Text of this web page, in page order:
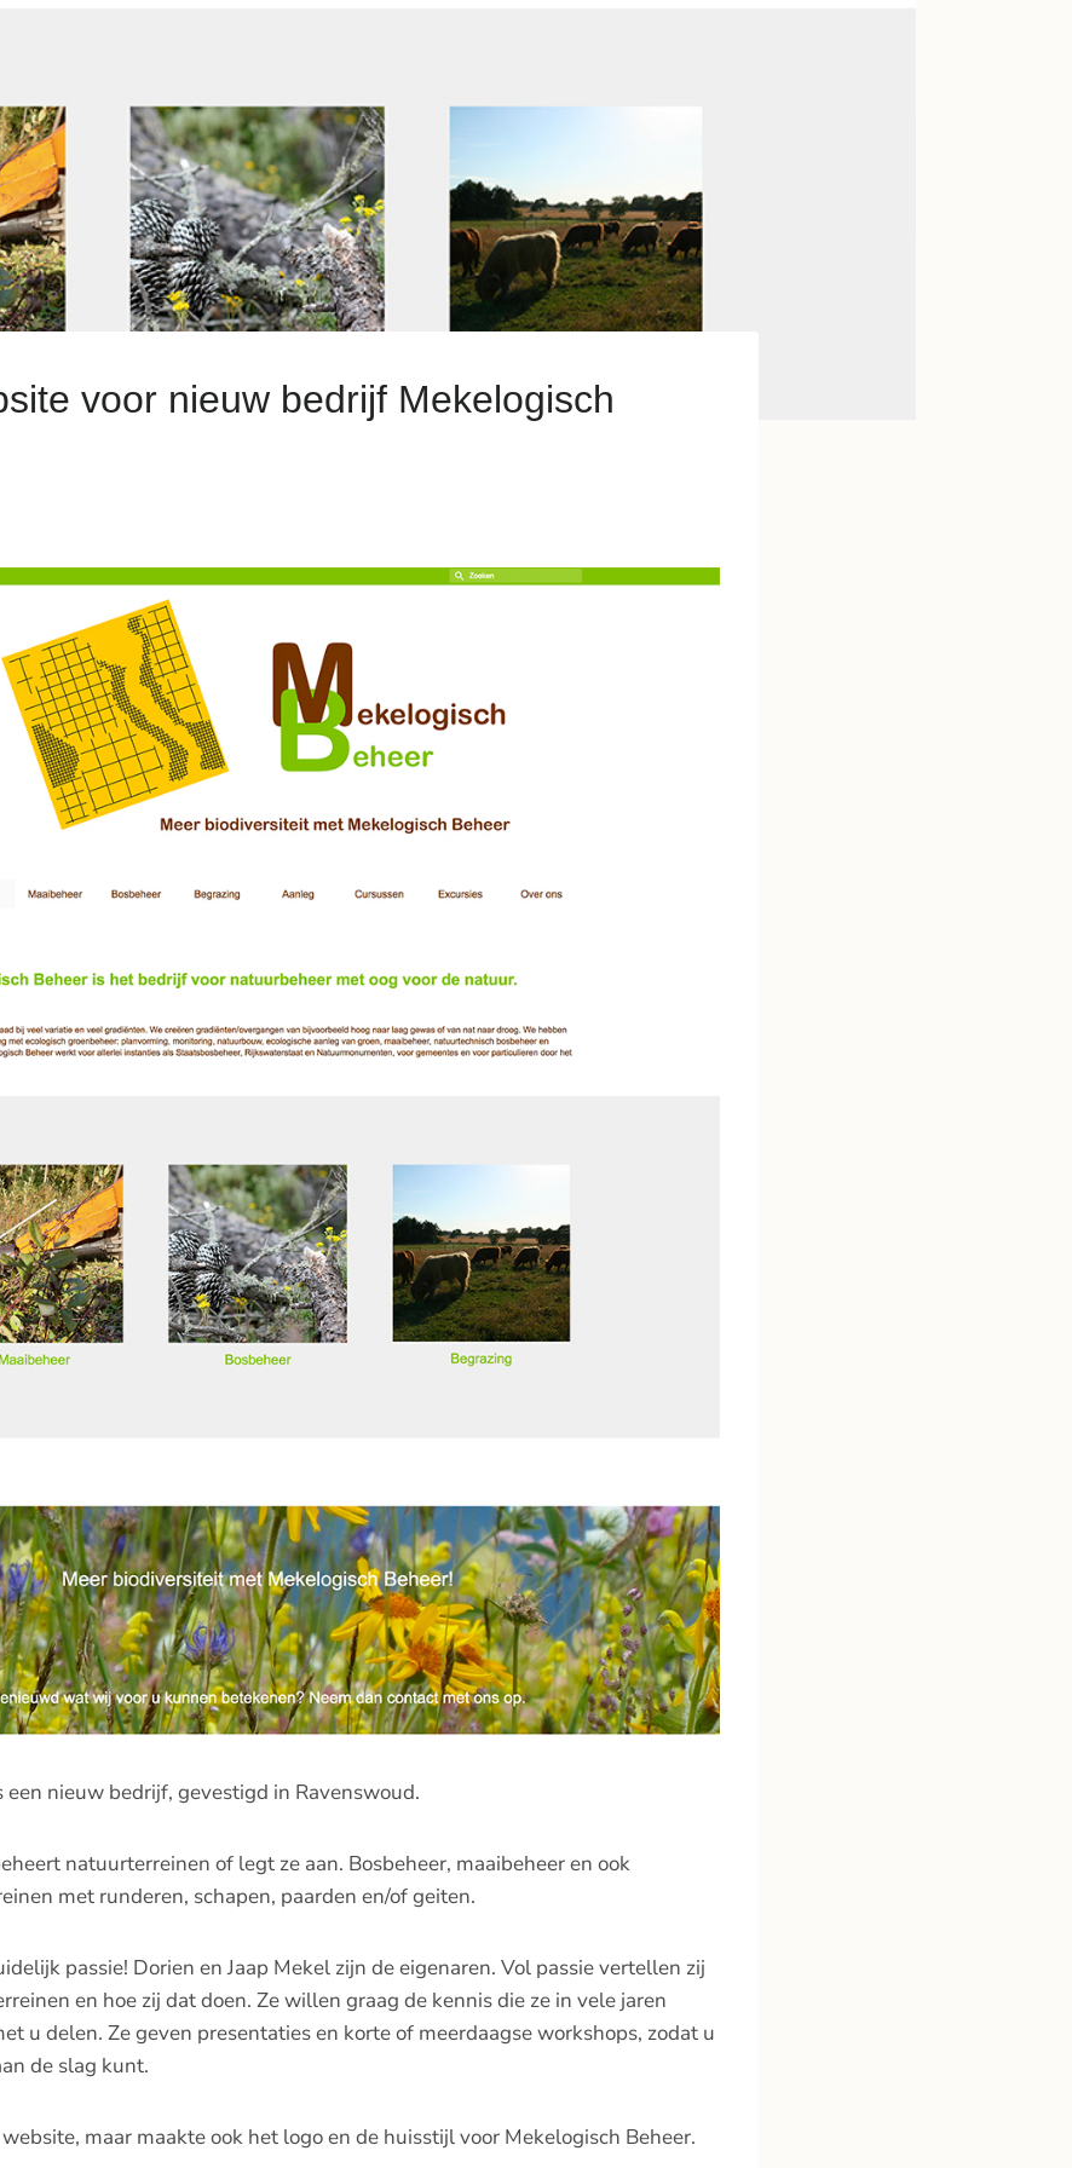
voor nieuw bedrijf Mekelogisch
een nieuw bedrijf, gevestigd in Ravenswoud.
natuurterreinen of legt ze aan. Bosbeheer, maaibeheer en ook
met runderen, schapen, paarden en/of geiten.
passie! Dorien en Jaap Mekel zijn de eigenaren. Vol passie vertellen zij
en hoe zij dat doen. Ze willen graag de kennis die ze in vele jaren
u delen. Ze geven presentaties en korte of meerdaagse workshops, zodat u
de slag kunt.
maar maakte ook het logo en de huisstijl voor Mekelogisch Beheer.